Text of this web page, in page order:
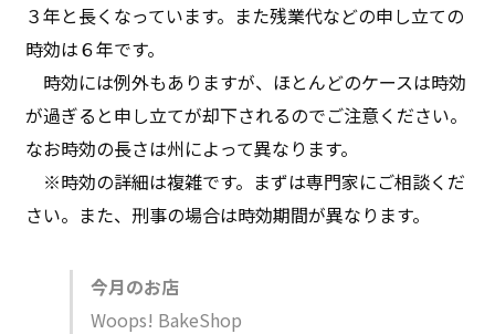
３年と長くなっています。また残業代などの申し立ての
時効は６年です。
時効には例外もありますが、ほとんどのケースは時効
が過ぎると申し立てが却下されるのでご注意ください。
なお時効の長さは州によって異なります。
※時効の詳細は複雑です。まずは専門家にご相談くだ
さい。また、刑事の場合は時効期間が異なります。
今月のお店
Woops! BakeShop